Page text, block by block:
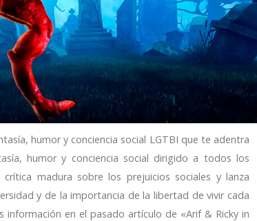
humor y conciencia social LGTBI que te adentra
humor y conciencia social dirigido a todos los
madura sobre los prejuicios sociales y lanza
y de la importancia de la libertad de vivir cada
en el pasado artículo de «Arif & Ricky in